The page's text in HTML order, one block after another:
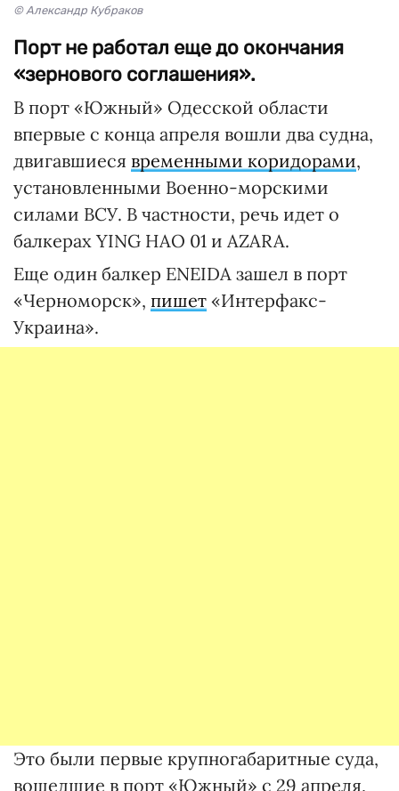
© Александр Кубраков
Порт не работал еще до окончания
«зернового соглашения».
В порт «Южный» Одесской области
впервые с конца апреля вошли два судна,
двигавшиеся временными коридорами,
установленными Военно-морскими
силами ВСУ. В частности, речь идет о
балкерах YING HAO 01 и AZARA.
Еще один балкер ENEIDA зашел в порт
«Черноморск», пишет «Интерфакс-
Украина».
Это были первые крупногабаритные суда,
вошедшие в порт «Южный» с 29 апреля,